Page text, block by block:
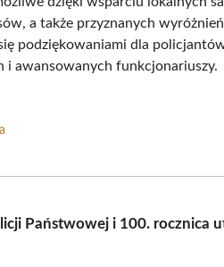
a także przyznanych
podziękowaniami dla
i awansowanych funkcjonariuszy.
Państwowej i 100. rocznica